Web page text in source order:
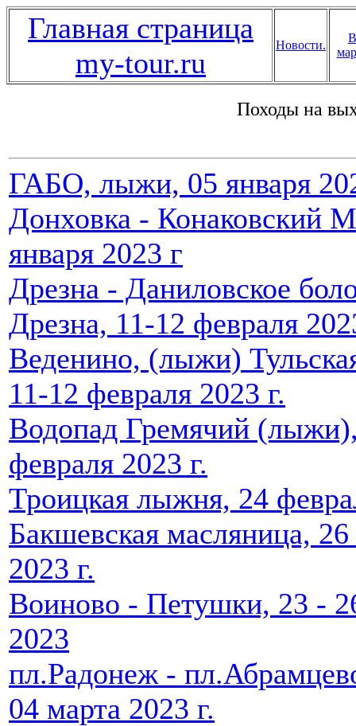
Главная страница
my-tour.ru
Новости.
Походы на
ГАБО, лыжи, 05 января
Донховка - Конаковский
января 2023 г
Дрезна - Даниловское
Дрезна, 11-12 февраля
Веденино, (лыжи)
11-12 февраля 2023 г.
Водопад Гремячий
февраля 2023 г.
Троицкая лыжня, 24
Бакшевская масляница,
2023 г.
Воиново - Петушки, 23 -
2023
пл.Радонеж -
04 марта 2023 г.